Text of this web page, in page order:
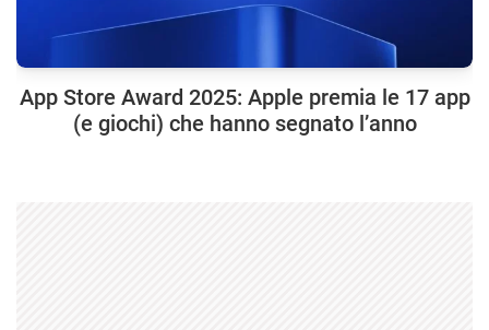
App Store Award 2025: Apple premia le 17 app
(e giochi) che hanno segnato l’anno